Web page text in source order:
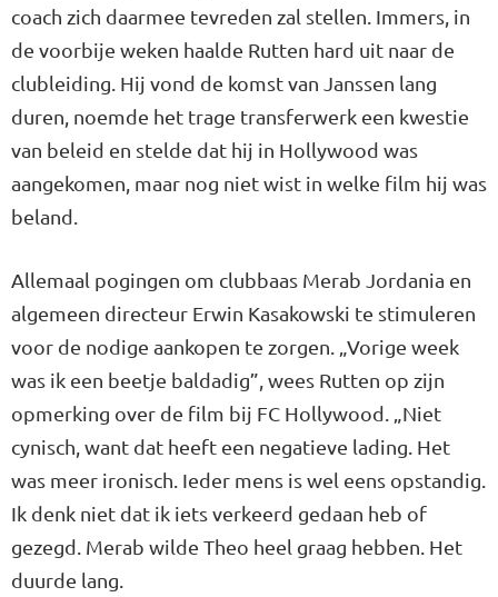
coach zich daarmee tevreden zal stellen. Immers, in
de voorbije we­ken haalde Rutten hard uit naar de
clubleiding. Hij vond de komst van Janssen lang
duren, noemde het trage transferwerk een kwestie
van beleid en stelde dat hij in Hol­lywood was
aangekomen, maar nog niet wist in welke film hij was
beland.
Allemaal pogingen om clubbaas Merab Jordania en
algemeen direc­teur Erwin Kasakowski te stimule­ren
voor de nodige aankopen te zorgen. „Vorige week
was ik een beetje baldadig”, wees Rutten op zijn
opmerking over de film bij FC Hollywood. „Niet
cynisch, want dat heeft een negatieve lading. Het
was meer ironisch. Ieder mens is wel eens opstandig.
Ik denk niet dat ik iets verkeerd gedaan heb of
gezegd. Merab wilde Theo heel graag hebben. Het
duurde lang.